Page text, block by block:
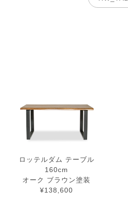
ロッテルダム テーブル
160cm
オーク ブラウン塗装
¥138,600